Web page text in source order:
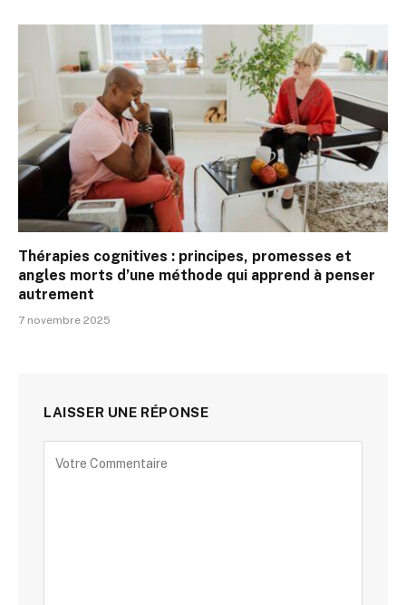
Thérapies cognitives : principes, promesses et
angles morts d’une méthode qui apprend à penser
autrement
7 novembre 2025
LAISSER UNE RÉPONSE